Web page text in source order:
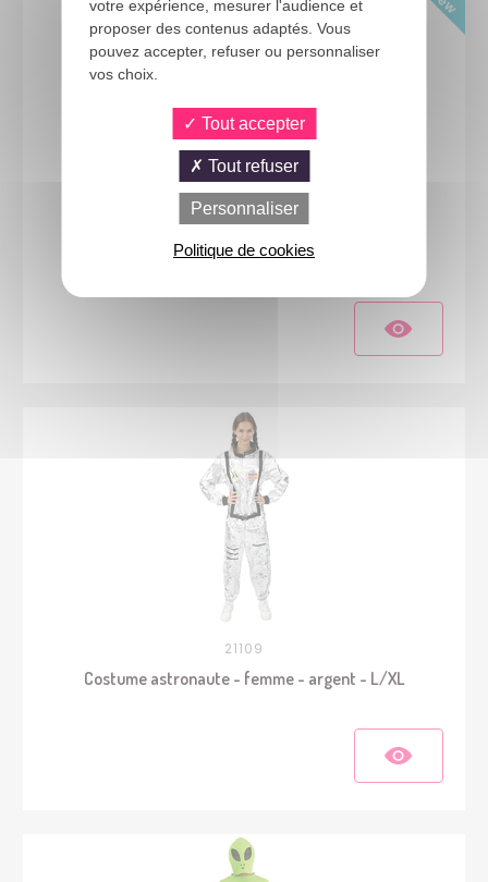
24750
Costume astronaute - femme - argent - XS
21109
Costume astronaute - femme - argent - L/XL
votre expérience, mesurer l'audience et
proposer des contenus adaptés. Vous
pouvez accepter, refuser ou personnaliser
vos choix.
Tout accepter
Tout refuser
Personnaliser
Politique de cookies